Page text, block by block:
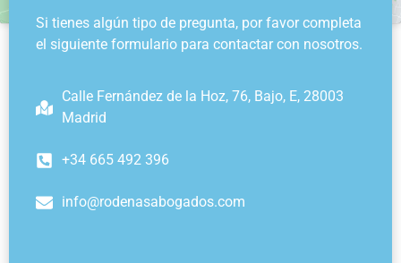
Si tienes algún tipo de pregunta, por favor completa
el siguiente formulario para contactar con nosotros.
Calle Fernández de la Hoz, 76, Bajo, E, 28003
Madrid
+34 665 492 396
info@rodenasabogados.com